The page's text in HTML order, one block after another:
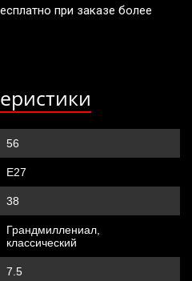
при заказе более
56
Е27
38
Грандмиллениал,
классический
7.5